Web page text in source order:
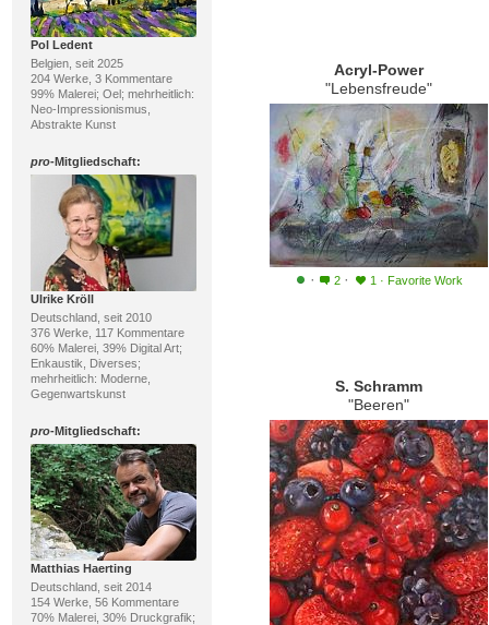
Pol Ledent
Belgien, seit 2025
204 Werke, 3 Kommentare
99% Malerei; Oel; mehrheitlich:
Neo-Impressionismus,
Abstrakte Kunst
pro-Mitgliedschaft:
Ulrike Kröll
Deutschland, seit 2010
376 Werke, 117 Kommentare
60% Malerei, 39% Digital Art;
Enkaustik, Diverses;
mehrheitlich: Moderne,
Gegenwartskunst
pro-Mitgliedschaft:
Matthias Haerting
Deutschland, seit 2014
154 Werke, 56 Kommentare
70% Malerei, 30% Druckgrafik;
Acryl-Power
"Lebensfreude"
· 2 · 1 · Favorite Work
S. Schramm
"Beeren"